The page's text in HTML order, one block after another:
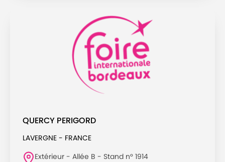
QUERCY PERIGORD
LAVERGNE - FRANCE
Extérieur - Allée B - Stand n° 1914